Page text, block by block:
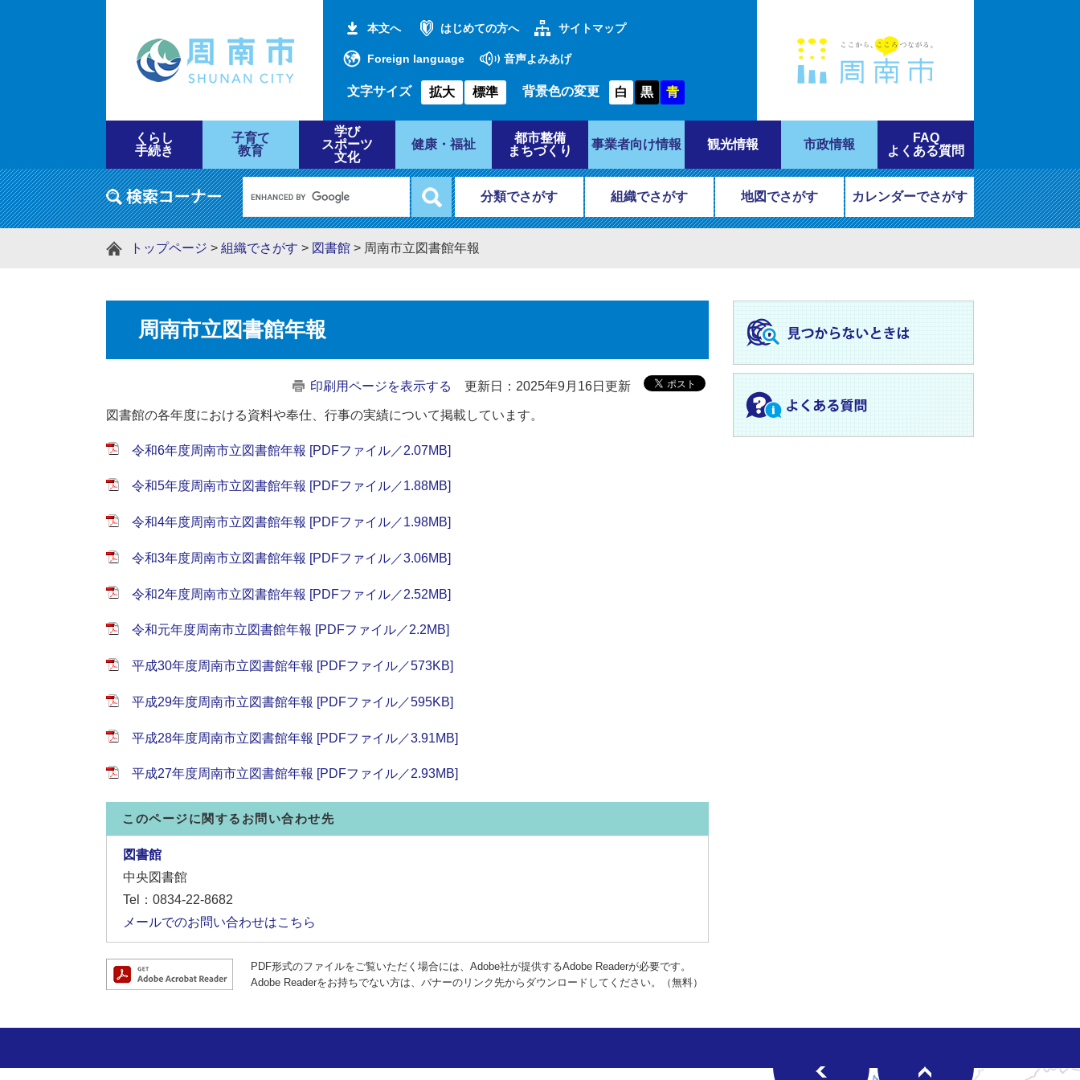
本文へ はじめての方へ サイトマップ
Foreign language 音声よみあげ
文字サイズ 拡大 標準 背景色の変更 白 黒 青
くらし
手続き
子育て
教育
学び
スポーツ
文化
健康・福祉
都市整備
まちづくり
事業者向け情報 観光情報 市政情報
FAQ
よくある質問
分類でさがす 組織でさがす 地図でさがす カレンダーでさがす
トップページ > 組織でさがす > 図書館 > 周南市立図書館年報
周南市立図書館年報
印刷用ページを表示する 更新日：2025年9月16日更新
図書館の各年度における資料や奉仕、行事の実績について掲載しています。
令和6年度周南市立図書館年報 [PDFファイル／2.07MB]
令和5年度周南市立図書館年報 [PDFファイル／1.88MB]
令和4年度周南市立図書館年報 [PDFファイル／1.98MB]
令和3年度周南市立図書館年報 [PDFファイル／3.06MB]
令和2年度周南市立図書館年報 [PDFファイル／2.52MB]
令和元年度周南市立図書館年報 [PDFファイル／2.2MB]
平成30年度周南市立図書館年報 [PDFファイル／573KB]
平成29年度周南市立図書館年報 [PDFファイル／595KB]
平成28年度周南市立図書館年報 [PDFファイル／3.91MB]
平成27年度周南市立図書館年報 [PDFファイル／2.93MB]
このページに関するお問い合わせ先
図書館
中央図書館
Tel：0834-22-8682
メールでのお問い合わせはこちら
PDF形式のファイルをご覧いただく場合には、Adobe社が提供するAdobe Readerが必要です。
Adobe Readerをお持ちでない方は、バナーのリンク先からダウンロードしてください。（無料）